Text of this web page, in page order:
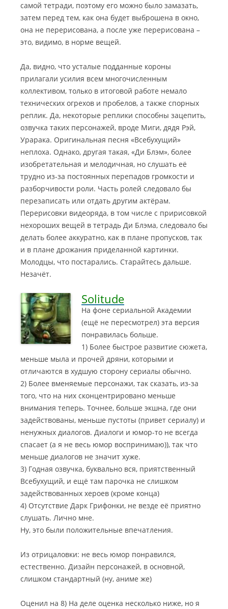
самой тетради, поэтому его можно было замазать,
затем перед тем, как она будет выброшена в окно,
она не перерисована, а после уже перерисована –
это, видимо, в норме вещей.
Да, видно, что усталые подданные короны
прилагали усилия всем многочисленным
коллективом, только в итоговой работе немало
технических огрехов и пробелов, а также спорных
реплик. Да, некоторые реплики способны зацепить,
озвучка таких персонажей, вроде Миги, дядя Рэй,
Урарака. Оригинальная песня «Всебухущий»
неплоха. Однако, другая такая, «Ди Блэм», более
изобретательная и мелодичная, но слушать её
трудно из-за постоянных перепадов громкости и
разборчивости роли. Часть ролей следовало бы
перезаписать или отдать другим актёрам.
Перерисовки видеоряда, в том числе с пририсовкой
нехороших вещей в тетрадь Ди Блэма, следовало бы
делать более аккуратно, как в плане пропусков, так
и в плане дрожания приделанной картинки.
Молодцы, что постарались. Старайтесь дальше.
Незачёт.
Solitude
На фоне сериальной Академии
(ещё не пересмотрел) эта версия
понравилась больше.
1) Более быстрое развитие сюжета,
меньше мыла и прочей дряни, которыми и
отличаются в худшую сторону сериалы обычно.
2) Более вменяемые персонажи, так сказать, из-за
того, что на них сконцентрировано меньше
внимания теперь. Точнее, больше экшна, где они
задействованы, меньше пустоты (привет сериалу) и
ненужных диалогов. Диалоги и юмор-то не всегда
спасает (а я не весь юмор воспринимаю)), так что
меньше диалогов не значит хуже.
3) Годная озвучка, буквально вся, приятственный
Всебухущий, и ещё там парочка не слишком
задействованных хероев (кроме конца)
4) Отсутствие Дарк Грифонки, не везде её приятно
слушать. Лично мне.
Ну, это были положительные впечатления.
Из отрицаловки: не весь юмор понравился,
естественно. Дизайн персонажей, в основной,
слишком стандартный (ну, аниме же)
Оценил на 8) На деле оценка несколько ниже, но я